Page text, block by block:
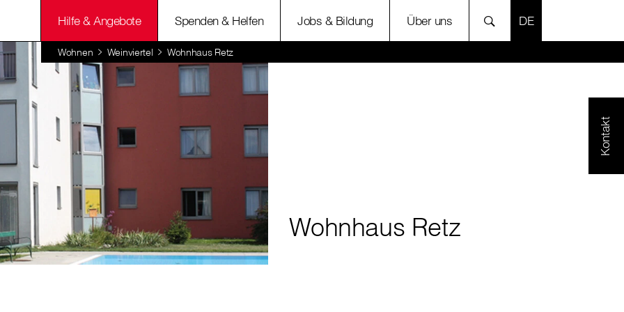
Hilfe & Angebote Spenden & Helfen Jobs & Bildung Über uns SPRACHE
Wohnen Weinviertel Wohnhaus Retz
Kontakt
Wohnhaus Retz